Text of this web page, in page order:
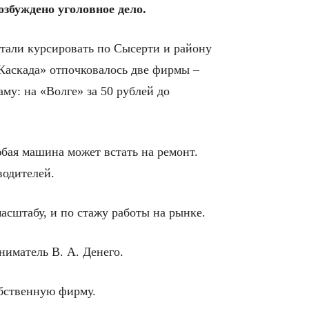
уголовное дело.
курсировать по Сысерти и району
отпочковалось две фирмы –
на «Волге» за 50 рублей до
машина может встать на ремонт.
и по стажу работы на рынке.
В. А. Денего.
фирму.